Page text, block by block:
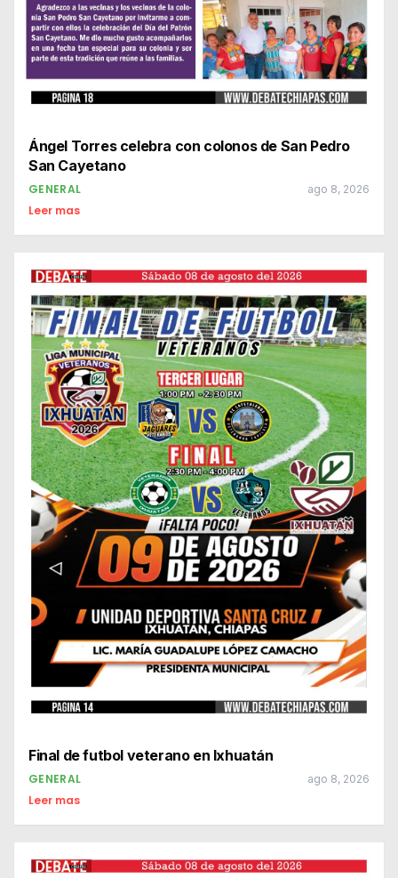
Ángel Torres celebra con colonos de San Pedro
San Cayetano
GENERAL ago 8, 2026
Leer mas
Final de futbol veterano en Ixhuatán
GENERAL ago 8, 2026
Leer mas